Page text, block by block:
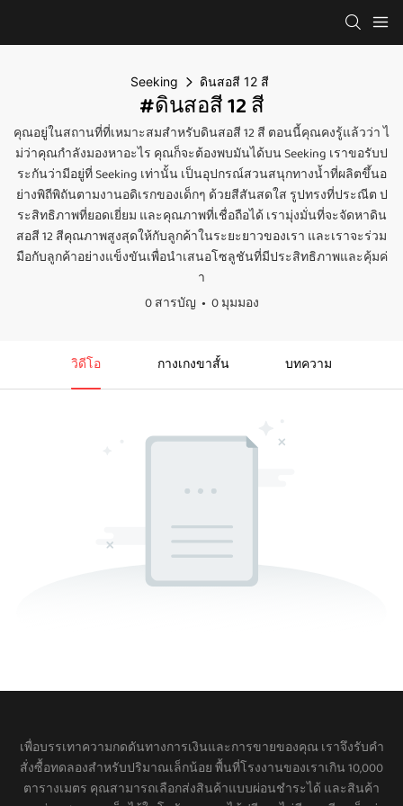
Seeking ดินสอสี 12 สี
#ดินสอสี 12 สี
คุณอยู่ในสถานที่ที่เหมาะสมสำหรับดินสอสี 12 สี ตอนนี้คุณคงรู้แล้วว่า ไ
ม่ว่าคุณกำลังมองหาอะไร คุณก็จะต้องพบมันได้บน Seeking เราขอรับป
ระกันว่ามีอยู่ที่ Seeking เท่านั้น เป็นอุปกรณ์สวนสนุกทางน้ำที่ผลิตขึ้นอ
ย่างพิถีพิถันตามงานอดิเรกของเด็กๆ ด้วยสีสันสดใส รูปทรงที่ประณีต ป
ระสิทธิภาพที่ยอดเยี่ยม และคุณภาพที่เชื่อถือได้ เรามุ่งมั่นที่จะจัดหาดิน
สอสี 12 สีคุณภาพสูงสุดให้กับลูกค้าในระยะยาวของเรา และเราจะร่วม
มือกับลูกค้าอย่างแข็งขันเพื่อนำเสนอโซลูชันที่มีประสิทธิภาพและคุ้มค่
า
0 สารบัญ
0 มุมมอง
วิดีโอ กางเกงขาสั้น บทความ
เพื่อบรรเทาความกดดันทางการเงินและการขายของคุณ เราจึงรับคำ
สั่งซื้อทดลองสำหรับปริมาณเล็กน้อย พื้นที่โรงงานของเราเกิน 10,000
ตารางเมตร คุณสามารถเลือกส่งสินค้าแบบผ่อนชำระได้ และสินค้า